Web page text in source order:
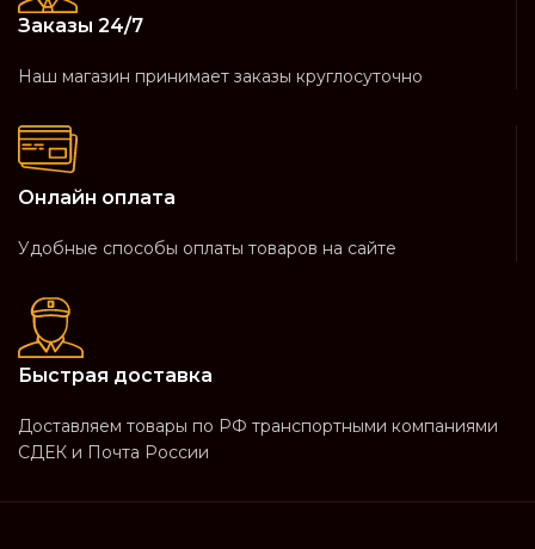
Заказы 24/7
Наш магазин принимает заказы круглосуточно
Онлайн оплата
Удобные способы оплаты товаров на сайте
Быстрая доставка
Доставляем товары по РФ транспортными компаниями
СДЕК и Почта России